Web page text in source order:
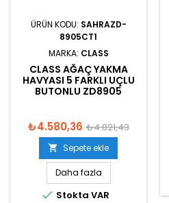
ÜRÜN KODU: SAHRAZD-
8905CT1
MARKA: CLASS
CLASS AĞAÇ YAKMA
HAVYASI 5 FARKLI UÇLU
BUTONLU ZD8905
₺4.580,36 ₺4.821,43
 Sepete ekle
Daha fazla
 Stokta VAR